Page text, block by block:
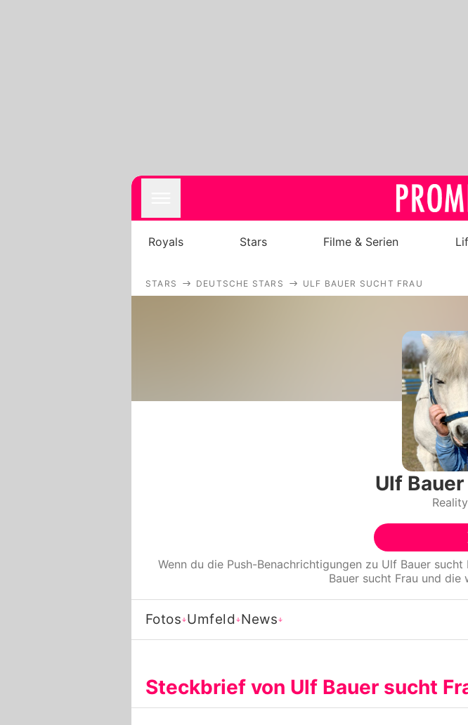
Filme
Alle Themen
App
Royals Stars Filme & Serien
STARS DEUTSCHE STARS ULF BAUER SUCHT FRAU
Ulf
Wenn du die Push-Benachrichtigungen zu Ulf Bauer sucht
Bauer sucht Frau und die
Fotos Umfeld News
Steckbrief von Ulf Bauer sucht